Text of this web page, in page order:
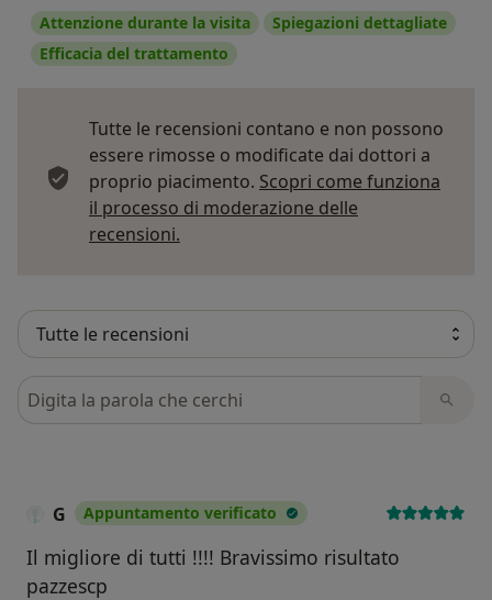
Attenzione durante la visita
Spiegazioni dettagliate
Efficacia del trattamento
Tutte le recensioni contano e non possono
essere rimosse o modificate dai dottori a
proprio piacimento. Scopri come funziona
il processo di moderazione delle
recensioni.
Cerca nelle recensioni
G Appuntamento verificato
Il migliore di tutti !!!! Bravissimo risultato
pazzescp